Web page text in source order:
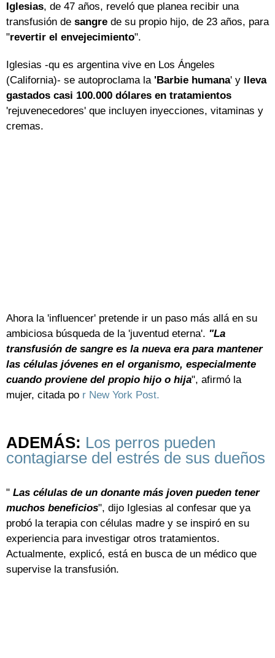
Iglesias, de 47 años, reveló que planea recibir una
transfusión de sangre de su propio hijo, de 23 años, para
"revertir el envejecimiento".
Iglesias -qu es argentina vive en Los Ángeles
(California)- se autoproclama la 'Barbie humana' y lleva
gastados casi 100.000 dólares en tratamientos
'rejuvenecedores' que incluyen inyecciones, vitaminas y
cremas.
Ahora la 'influencer' pretende ir un paso más allá en su
ambiciosa búsqueda de la 'juventud eterna'. "La
transfusión de sangre es la nueva era para mantener
las células jóvenes en el organismo, especialmente
cuando proviene del propio hijo o hija", afirmó la
mujer, citada po r New York Post.
ADEMÁS: Los perros pueden
contagiarse del estrés de sus dueños
" Las células de un donante más joven pueden tener
muchos beneficios", dijo Iglesias al confesar que ya
probó la terapia con células madre y se inspiró en su
experiencia para investigar otros tratamientos.
Actualmente, explicó, está en busca de un médico que
supervise la transfusión.